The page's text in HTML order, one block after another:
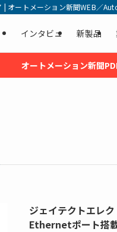
オートメーション新聞WEB／
インタビュ 新製品
オートメーション新聞
ジェイテクトエレ
Ethernetポート搭